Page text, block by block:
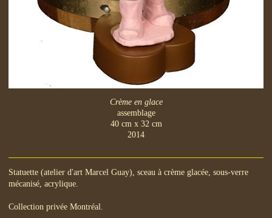
Crème en glace
assemblage
40 cm x 32 cm
2014
Statuette (atelier d'art Marcel Guay), sceau à crème glacée, sous-verre
mécanisé, acrylique.
Collection privée Montréal.